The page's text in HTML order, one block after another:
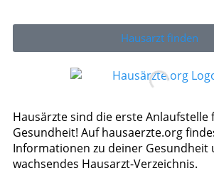
Hausarzt finden
Hausärzte sind die erste Anlaufstelle
Gesundheit! Auf hausaerzte.org
Informationen zu deiner Gesundheit
wachsendes Hausarzt-Verzeichnis.